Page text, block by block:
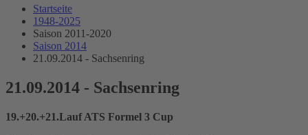
Startseite
1948-2025
Saison 2011-2020
Saison 2014
21.09.2014 - Sachsenring
21.09.2014 - Sachsenring
19.+20.+21.Lauf ATS Formel 3 Cup